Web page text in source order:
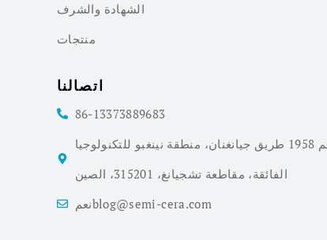
الشهادة والشرف
منتجات
اتصالنا
86-13373889683
رقم 1958 طريق جيانغنان، منطقة نينغبو للتكنولوجيا
الفائقة، مقاطعة تشجيانغ، 315201، الصين
نعمblog@semi-cera.com